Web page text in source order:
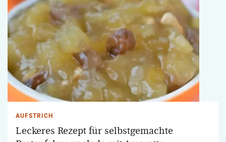
AUFSTRICH
Leckeres Rezept für selbstgemachte